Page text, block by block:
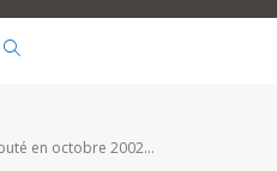
en octobre 2002...